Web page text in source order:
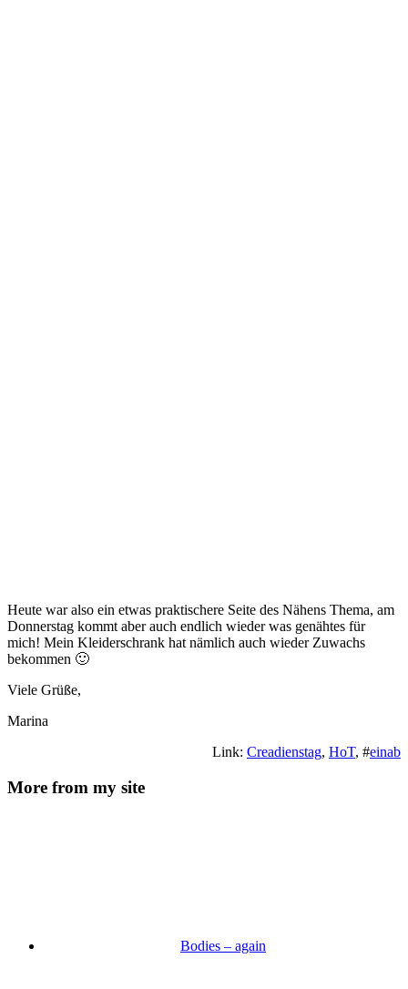
Heute war also ein etwas praktischere Seite des Nähens Thema, am
Donnerstag kommt aber auch endlich wieder was genähtes für
mich! Mein Kleiderschrank hat nämlich auch wieder Zuwachs
bekommen 🙂
Viele Grüße,
Marina
Link: Creadienstag, HoT, #einab
More from my site
Bodies – again